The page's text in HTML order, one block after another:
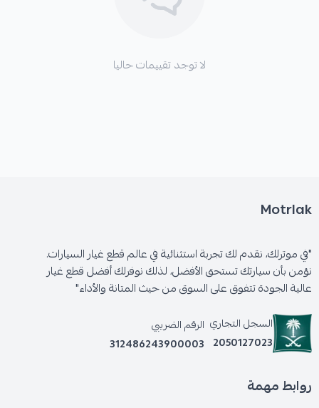
*ارتفاع درجة حرارة منظومة الفرامل.
لا توجد تقييمات حاليا
Motrlak
"في موترلك، نقدم لك تجربة استثنائية في عالم قطع غيار السيارات.
نؤمن بأن سيارتك تستحق الأفضل، لذلك نوفرلك أفضل قطع غيار
عالية الجودة تتفوق على السوق من حيث المتانة والأداء"
السجل التجاري
2050127023
الرقم الضريبي
312486243900003
روابط مهمة